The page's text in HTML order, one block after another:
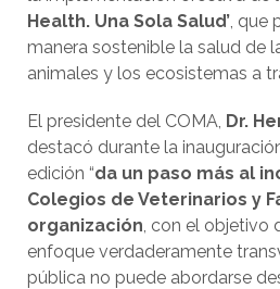
Health. Una Sola Salud’, que
manera sostenible la salud de
animales y los ecosistemas a
El presidente del COMA, Dr.
destacó durante la
edición “da un paso más al
Colegios de Veterinarios y
organización, con el objetivo
enfoque verdaderamente
pública no puede abordarse